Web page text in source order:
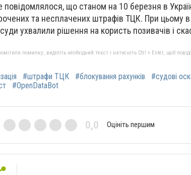
повідомлялося, що станом на 10 березня в
та несплачених штрафів ТЦК. При цьому в
ухвалили рішення на користь позивачів і
помилку, виділіть необхідний текст і натисніть Ctrl + Enter, щоб
#штрафи ТЦК #блокування рахунків #судові
#OpenDataBot
0,0 Оцініть першим